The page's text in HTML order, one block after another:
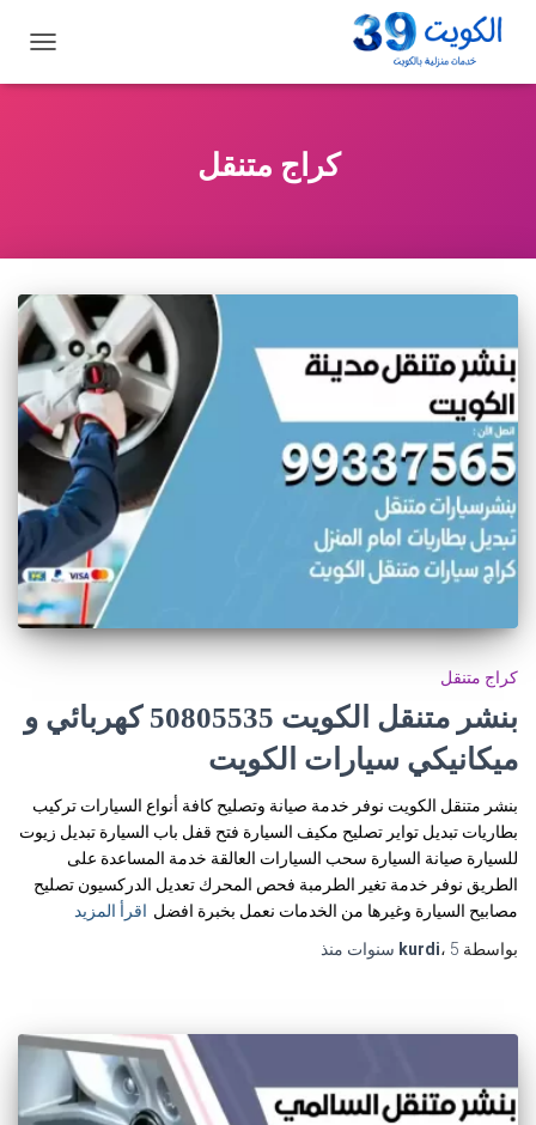
التنقل
كراج متنقل
كراج متنقل
بنشر متنقل الكويت 50805535‬ كهربائي و
ميكانيكي سيارات الكويت
بنشر متنقل الكويت نوفر خدمة صيانة وتصليح كافة أنواع السيارات تركيب
بطاريات تبديل تواير تصليح مكيف السيارة فتح قفل باب السيارة تبديل زيوت
للسيارة صيانة السيارة سحب السيارات العالقة خدمة المساعدة على
الطريق نوفر خدمة تغير الطرمبة فحص المحرك تعديل الدركسيون تصليح
مصابيح السيارة وغيرها من الخدمات نعمل بخبرة افضل اقرأ المزيد
بواسطة
kurdi، 5 سنوات منذ